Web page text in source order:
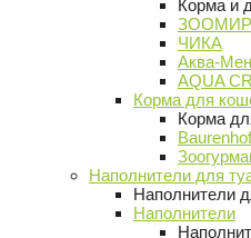
Корма и
ЗООМИР
ЧИКА
Аква-
AQUA
Корма для
Корма
Baurenhof
Наполнители для
Наполнители
Наполнители